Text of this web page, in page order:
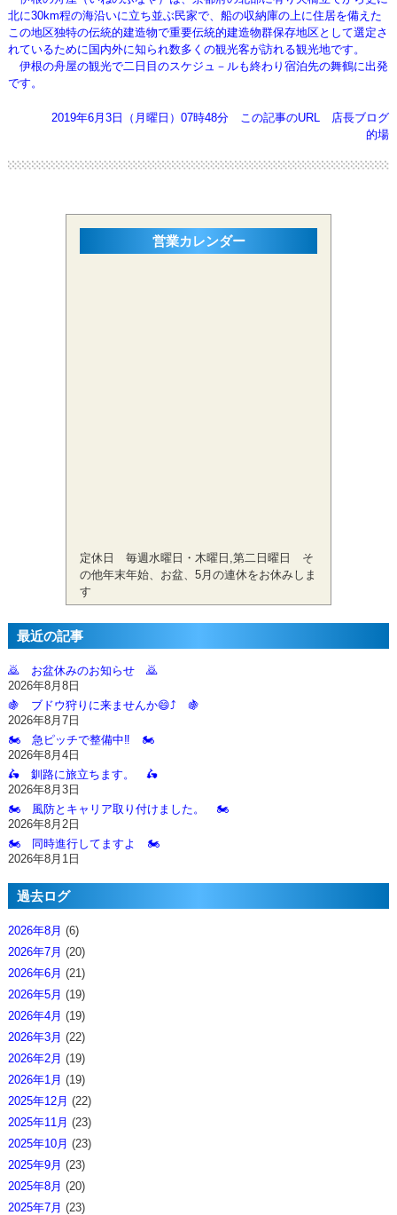
北に30km程の海沿いに立ち並ぶ民家で、船の収納庫の上に住居を備えた
この地区独特の伝統的建造物で重要伝統的建造物群保存地区として選定さ
れているために 国内外に知られ数多くの観光客が訪れる観光地です。
伊根の舟屋の観光で二日目のスケジュ－ルも終わり宿泊先の舞鶴に出発
です。
2019年6月3日（月曜日）07時48分 この記事のURL
店長ブログ
的場
営業カレンダー
定休日 毎週水曜日・木曜日,第二日曜日 そ
の他年末年始、お盆、5月の連休をお休みしま
す
最近の記事
🙇‍ お盆休みのお知らせ 🙇‍
2026年8月8日
🍇 ブドウ狩りに来ませんか😄⤴️ 🍇
2026年8月7日
🏍️ 急ピッチで整備中‼️ 🏍️
2026年8月4日
🛵 釧路に旅立ちます。 🛵
2026年8月3日
🏍️ 風防とキャリア取り付けました。 🏍️
2026年8月2日
🏍️ 同時進行してますよ 🏍️
2026年8月1日
過去ログ
2026年8月 (6)
2026年7月 (20)
2026年6月 (21)
2026年5月 (19)
2026年4月 (19)
2026年3月 (22)
2026年2月 (19)
2026年1月 (19)
2025年12月 (22)
2025年11月 (23)
2025年10月 (23)
2025年9月 (23)
2025年8月 (20)
2025年7月 (23)